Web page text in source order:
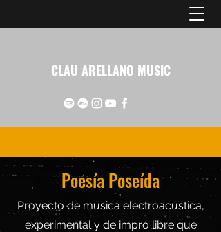
CLAU ARELLANO MUSIC
Poesía Poseída
Proyecto de música electroacústica,
experimental y de impro libre que